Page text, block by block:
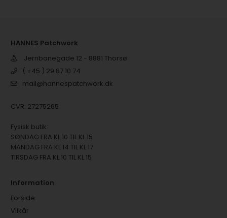
HANNES Patchwork
Jernbanegade 12 - 8881 Thorsø
( +45 ) 29 87 10 74
mail@hannespatchwork.dk
CVR: 27275265
Fysisk butik:
SØNDAG FRA KL 10 TIL KL 15
MANDAG FRA KL 14 TIL KL 17
TIRSDAG FRA KL 10 TIL KL 15
Information
Forside
Vilkår